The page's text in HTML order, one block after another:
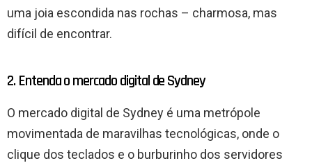
uma joia escondida nas rochas – charmosa, mas
difícil de encontrar.
2. Entenda o mercado digital de Sydney
O mercado digital de Sydney é uma metrópole
movimentada de maravilhas tecnológicas, onde o
clique dos teclados e o burburinho dos servidores